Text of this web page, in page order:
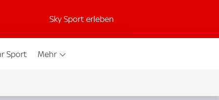
Sky Sport erleben
Sport Mehr